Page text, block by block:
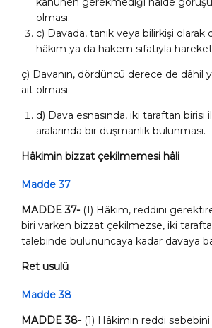
olması.
c) Davada, tanık veya bilirkişi olarak
hâkim ya da hakem sıfatıyla
ç) Davanın, dördüncü derece de dâhil
ait olması.
d) Dava esnasında, iki taraftan birisi
aralarında bir düşmanlık bulunması.
Hâkimin bizzat çekilmemesi hâli
Madde 37
MADDE 37- (1) Hâkim, reddini
biri varken bizzat çekilmezse, iki
talebinde bulununcaya kadar davaya
Ret usulü
Madde 38
MADDE 38- (1) Hâkimin reddi